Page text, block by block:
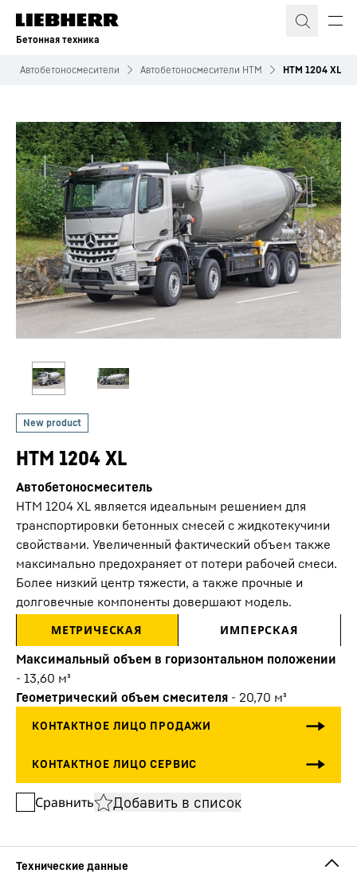
Бетонная техника
Автобетоносмесители Автобетоносмесители HTM HTM 1204 XL
HTM 1204 XL
Автобетоносмеситель
HTM 1204 XL является идеальным решением для
транспортировки бетонных смесей с жидкотекучими
свойствами. Увеличенный фактический объем также
максимально предохраняет от потери рабочей смеси.
Более низкий центр тяжести, а также прочные и
долговечные компоненты довершают модель.
МЕТРИЧЕСКАЯ ИМПЕРСКАЯ
Максимальный объем в горизонтальном положении
- 13,60 м³
Геометрический объем смесителя - 20,70 м³
Сравнить Добавить в список